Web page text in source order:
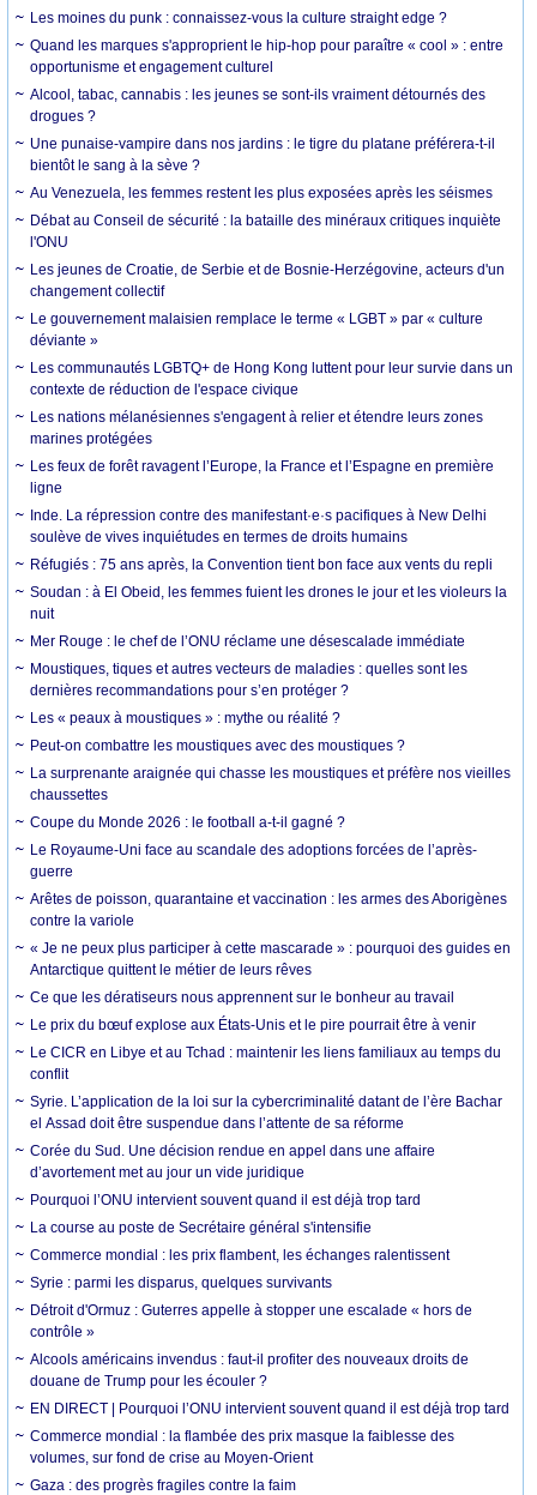
Les moines du punk : connaissez-vous la culture straight edge ?
Quand les marques s'approprient le hip-hop pour paraître « cool » : entre
opportunisme et engagement culturel
Alcool, tabac, cannabis : les jeunes se sont-ils vraiment détournés des
drogues ?
Une punaise-vampire dans nos jardins : le tigre du platane préférera-t-il
bientôt le sang à la sève ?
Au Venezuela, les femmes restent les plus exposées après les séismes
Débat au Conseil de sécurité : la bataille des minéraux critiques inquiète
l'ONU
Les jeunes de Croatie, de Serbie et de Bosnie-Herzégovine, acteurs d'un
changement collectif
Le gouvernement malaisien remplace le terme « LGBT » par « culture
déviante »
Les communautés LGBTQ+ de Hong Kong luttent pour leur survie dans un
contexte de réduction de l'espace civique
Les nations mélanésiennes s'engagent à relier et étendre leurs zones
marines protégées
Les feux de forêt ravagent l’Europe, la France et l’Espagne en première
ligne
Inde. La répression contre des manifestant·e·s pacifiques à New Delhi
soulève de vives inquiétudes en termes de droits humains
Réfugiés : 75 ans après, la Convention tient bon face aux vents du repli
Soudan : à El Obeid, les femmes fuient les drones le jour et les violeurs la
nuit
Mer Rouge : le chef de l’ONU réclame une désescalade immédiate
Moustiques, tiques et autres vecteurs de maladies : quelles sont les
dernières recommandations pour s’en protéger ?
Les « peaux à moustiques » : mythe ou réalité ?
Peut-on combattre les moustiques avec des moustiques ?
La surprenante araignée qui chasse les moustiques et préfère nos vieilles
chaussettes
Coupe du Monde 2026 : le football a-t-il gagné ?
Le Royaume-Uni face au scandale des adoptions forcées de l’après-
guerre
Arêtes de poisson, quarantaine et vaccination : les armes des Aborigènes
contre la variole
« Je ne peux plus participer à cette mascarade » : pourquoi des guides en
Antarctique quittent le métier de leurs rêves
Ce que les dératiseurs nous apprennent sur le bonheur au travail
Le prix du bœuf explose aux États-Unis et le pire pourrait être à venir
Le CICR en Libye et au Tchad : maintenir les liens familiaux au temps du
conflit
Syrie. L’application de la loi sur la cybercriminalité datant de l’ère Bachar
el Assad doit être suspendue dans l’attente de sa réforme
Corée du Sud. Une décision rendue en appel dans une affaire
d’avortement met au jour un vide juridique
Pourquoi l’ONU intervient souvent quand il est déjà trop tard
La course au poste de Secrétaire général s'intensifie
Commerce mondial : les prix flambent, les échanges ralentissent
Syrie : parmi les disparus, quelques survivants
Détroit d'Ormuz : Guterres appelle à stopper une escalade « hors de
contrôle »
Alcools américains invendus : faut-il profiter des nouveaux droits de
douane de Trump pour les écouler ?
EN DIRECT | Pourquoi l’ONU intervient souvent quand il est déjà trop tard
Commerce mondial : la flambée des prix masque la faiblesse des
volumes, sur fond de crise au Moyen-Orient
Gaza : des progrès fragiles contre la faim